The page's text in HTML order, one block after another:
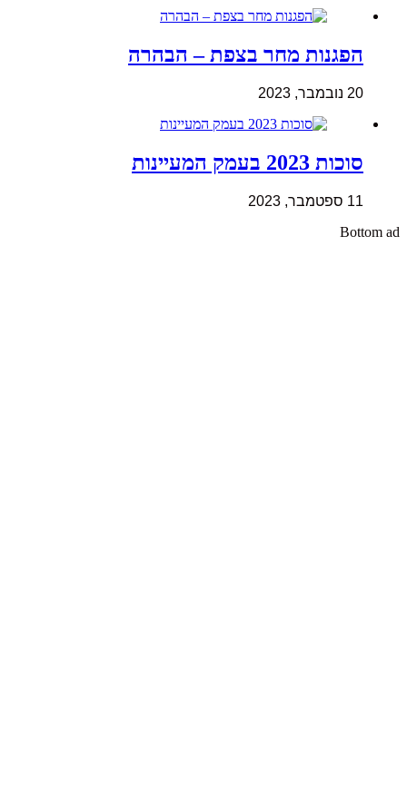
הפגנות מחר בצפת – הבהרה
20 נובמבר, 2023
סוכות 2023 בעמק המעיינות
11 ספטמבר, 2023
Bottom ad